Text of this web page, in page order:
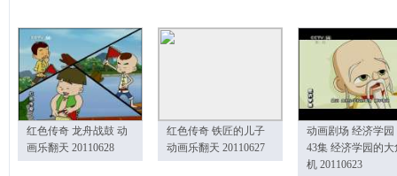
红色传奇 龙舟战鼓 动
画乐翻天 20110628
红色传奇 铁匠的儿子
动画乐翻天 20110627
动画剧场 经济学园
43集 经济学园的大
机 20110623